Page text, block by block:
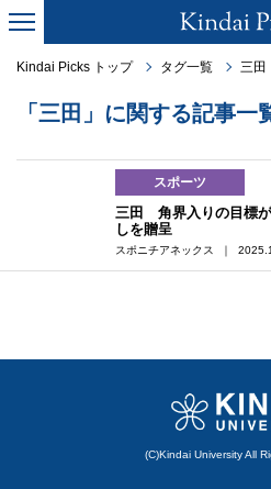
Kindai Picks トップ タグ一覧 三田
「三田」に関する記事一
スポーツ
三田 角界入りの目標
しを贈呈
スポニチアネックス ｜
(C)Kindai University All